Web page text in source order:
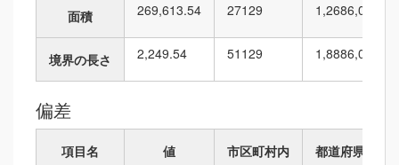
面積 269,613.54 27129 1,2686,010
境界の長さ 2,249.54 51 129 1,8886,010
偏差
項目名 値 市区町村内 都道府県内